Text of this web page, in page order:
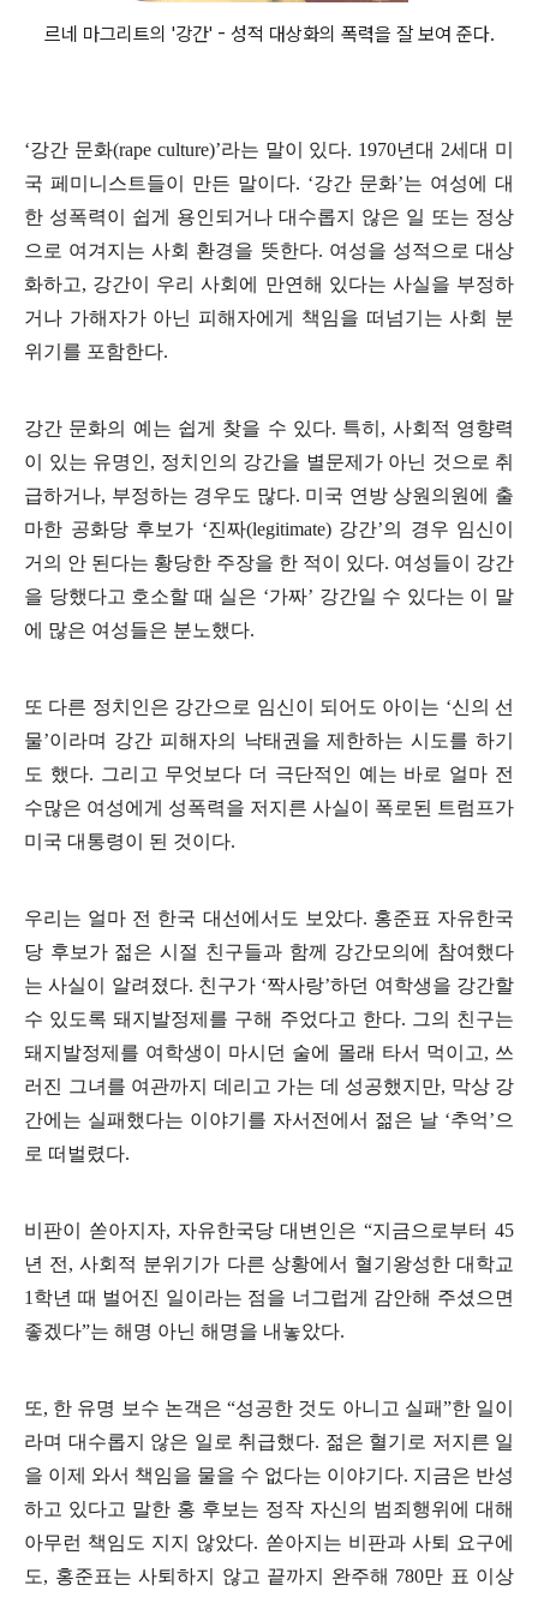
르네 마그리트의 '강간' - 성적 대상화의 폭력을 잘 보여 준다.
‘강간 문화(rape culture)’라는 말이 있다. 1970년대 2세대 미
국 페미니스트들이 만든 말이다. ‘강간 문화’는 여성에 대
한 성폭력이 쉽게 용인되거나 대수롭지 않은 일 또는 정상
으로 여겨지는 사회 환경을 뜻한다. 여성을 성적으로 대상
화하고, 강간이 우리 사회에 만연해 있다는 사실을 부정하
거나 가해자가 아닌 피해자에게 책임을 떠넘기는 사회 분
위기를 포함한다.
강간 문화의 예는 쉽게 찾을 수 있다. 특히, 사회적 영향력
이 있는 유명인, 정치인의 강간을 별문제가 아닌 것으로 취
급하거나, 부정하는 경우도 많다. 미국 연방 상원의원에 출
마한 공화당 후보가 ‘진짜(legitimate) 강간’의 경우 임신이
거의 안 된다는 황당한 주장을 한 적이 있다. 여성들이 강간
을 당했다고 호소할 때 실은 ‘가짜’ 강간일 수 있다는 이 말
에 많은 여성들은 분노했다.
또 다른 정치인은 강간으로 임신이 되어도 아이는 ‘신의 선
물’이라며 강간 피해자의 낙태권을 제한하는 시도를 하기
도 했다. 그리고 무엇보다 더 극단적인 예는 바로 얼마 전
수많은 여성에게 성폭력을 저지른 사실이 폭로된 트럼프가
미국 대통령이 된 것이다.
우리는 얼마 전 한국 대선에서도 보았다. 홍준표 자유한국
당 후보가 젊은 시절 친구들과 함께 강간모의에 참여했다
는 사실이 알려졌다. 친구가 ‘짝사랑’하던 여학생을 강간할
수 있도록 돼지발정제를 구해 주었다고 한다. 그의 친구는
돼지발정제를 여학생이 마시던 술에 몰래 타서 먹이고, 쓰
러진 그녀를 여관까지 데리고 가는 데 성공했지만, 막상 강
간에는 실패했다는 이야기를 자서전에서 젊은 날 ‘추억’으
로 떠벌렸다.
비판이 쏟아지자, 자유한국당 대변인은 “지금으로부터 45
년 전, 사회적 분위기가 다른 상황에서 혈기왕성한 대학교
1학년 때 벌어진 일이라는 점을 너그럽게 감안해 주셨으면
좋겠다”는 해명 아닌 해명을 내놓았다.
또, 한 유명 보수 논객은 “성공한 것도 아니고 실패”한 일이
라며 대수롭지 않은 일로 취급했다. 젊은 혈기로 저지른 일
을 이제 와서 책임을 물을 수 없다는 이야기다. 지금은 반성
하고 있다고 말한 홍 후보는 정작 자신의 범죄행위에 대해
아무런 책임도 지지 않았다. 쏟아지는 비판과 사퇴 요구에
도, 홍준표는 사퇴하지 않고 끝까지 완주해 780만 표 이상